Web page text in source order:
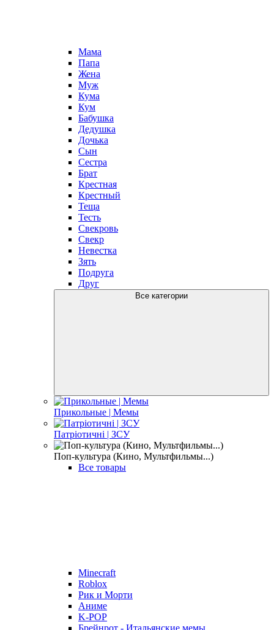
Мама
Папа
Жена
Муж
Кума
Кум
Бабушка
Дедушка
Дочька
Сын
Сестра
Брат
Крестная
Крестный
Теща
Тесть
Свекровь
Свекр
Невестка
Зять
Подруга
Друг
Все категории
Прикольные | Мемы
Патріотичні | ЗСУ
Поп-культура (Кино, Мультфильмы...)
Все товары
Minecraft
Roblox
Рик и Морти
Аниме
K-POP